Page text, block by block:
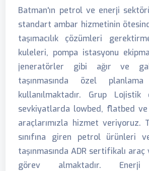
Batman'ın petrol ve enerji
standart ambar hizmetinin
taşımacılık çözümleri
kuleleri, pompa istasyonu
jeneratörler gibi ağır ve
taşınmasında özel
kullanılmaktadır. Grup
sevkiyatlarda lowbed, flatbed ve
araçlarımızla hizmet veriyoruz.
sınıfına giren petrol ürünleri
taşınmasında ADR sertifikalı
görev almaktadır. Enerji